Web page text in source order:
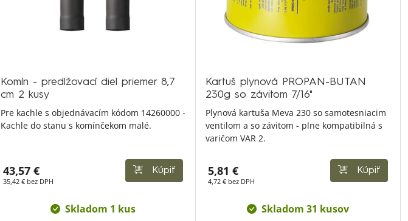
Komín - predlžovací diel priemer 8,7
cm 2 kusy
Pre kachle s objednávacím kódom 14260000 -
Kachle do stanu s komínčekom malé.
43,57 €
35,42 € bez DPH
Kúpiť
Skladom 1 kus
Kartuš plynová PROPAN-BUTAN
230g so závitom 7/16"
Plynová kartuša Meva 230 so samotesniacim
ventilom a so závitom - plne kompatibilná s
varičom VAR 2.
5,81 €
4,72 € bez DPH
Kúpiť
Skladom 31 kusov